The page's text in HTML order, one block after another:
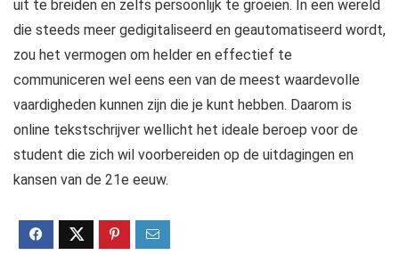
uit te breiden en zelfs persoonlijk te groeien. In een wereld
die steeds meer gedigitaliseerd en geautomatiseerd wordt,
zou het vermogen om helder en effectief te
communiceren wel eens een van de meest waardevolle
vaardigheden kunnen zijn die je kunt hebben. Daarom is
online tekstschrijver wellicht het ideale beroep voor de
student die zich wil voorbereiden op de uitdagingen en
kansen van de 21e eeuw.